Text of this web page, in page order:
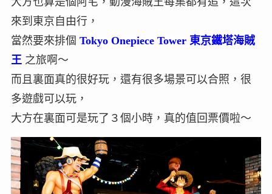
來到東京自由行，
當然要來排個 Tokyo Onepiece Tower 東京鐵塔海賊
王之旅啊～
而且裏面真的很好玩，還有很多場景可以合照，很
多遊戲可以玩，
大方在裏面可是玩了３個小時，真的值回票價啦～